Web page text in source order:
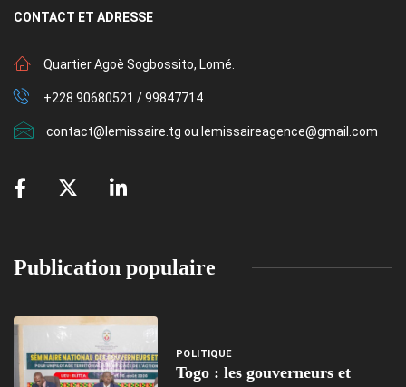
CONTACT ET ADRESSE
Quartier Agoè Sogbossito, Lomé.
+228 90680521 / 99847714.
contact@lemissaire.tg ou lemissaireagence@gmail.com
Publication populaire
POLITIQUE
Togo : les gouverneurs et